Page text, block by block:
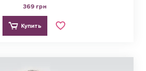
369 грн
Купить